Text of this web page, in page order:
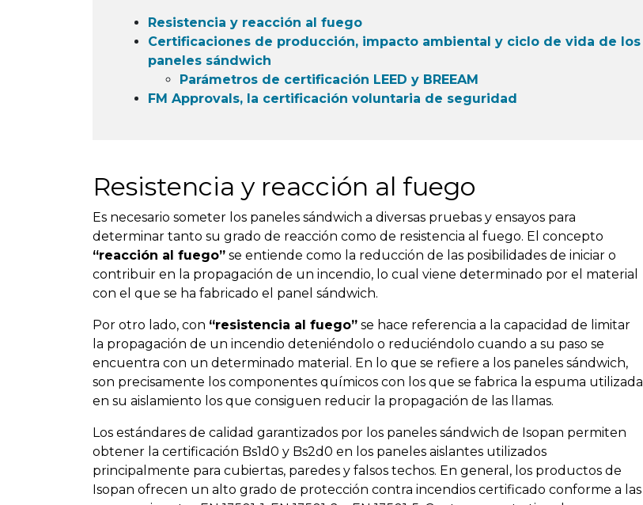
Resistencia y reacción al fuego
Certificaciones de producción, impacto ambiental y ciclo de vida de los
paneles sándwich
Parámetros de certificación LEED y BREEAM
FM Approvals, la certificación voluntaria de seguridad
Resistencia y reacción al fuego
Es necesario someter los paneles sándwich a diversas pruebas y ensayos para
determinar tanto su grado de reacción como de resistencia al fuego. El concepto
“reacción al fuego” se entiende como la reducción de las posibilidades de iniciar o
contribuir en la propagación de un incendio, lo cual viene determinado por el material
con el que se ha fabricado el panel sándwich.
Por otro lado, con “resistencia al fuego” se hace referencia a la capacidad de limitar
la propagación de un incendio deteniéndolo o reduciéndolo cuando a su paso se
encuentra con un determinado material. En lo que se refiere a los paneles sándwich,
son precisamente los componentes químicos con los que se fabrica la espuma utilizada
en su aislamiento los que consiguen reducir la propagación de las llamas.
Los estándares de calidad garantizados por los paneles sándwich de Isopan permiten
obtener la certificación Bs1d0 y Bs2d0 en los paneles aislantes utilizados
principalmente para cubiertas, paredes y falsos techos. En general, los productos de
Isopan ofrecen un alto grado de protección contra incendios certificado conforme a las